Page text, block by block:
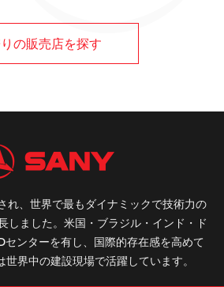
の販売店を探す
れ、世界で最もダイナミックで技術力の
しました。米国・ブラジル・インド・ド
センターを有し、国際的存在感を高めて
世界中の建設現場で活躍しています。